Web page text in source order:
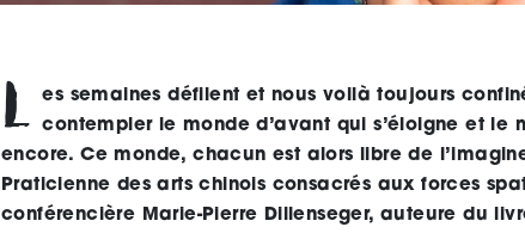
L
es semaines défilent et nous voilà toujours
contempler le monde d’avant qui s’éloigne et le
encore. Ce monde, chacun est alors libre de
Praticienne des arts chinois consacrés aux forces
conférencière Marie-Pierre Dillenseger, auteure du